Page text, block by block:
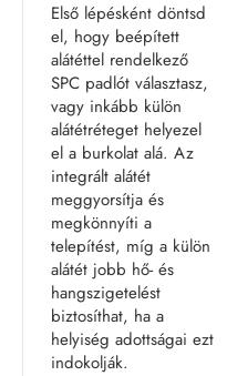
Első lépésként döntsd
el, hogy beépített
alátéttel rendelkező
SPC padlót választasz,
vagy inkább külön
alátétréteget helyezel
el a burkolat alá. Az
integrált alátét
meggyorsítja és
megkönnyíti a
telepítést, míg a külön
alátét jobb hő- és
hangszigetelést
biztosíthat, ha a
helyiség adottságai ezt
indokolják.